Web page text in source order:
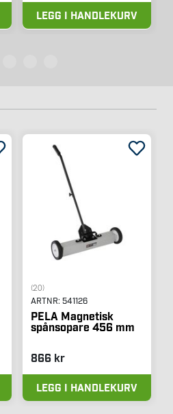
LEGG I HANDLEKURV
(20)
ARTNR: 541126
PELA Magnetisk
spånsopare 456 mm
866 kr
LEGG I HANDLEKURV